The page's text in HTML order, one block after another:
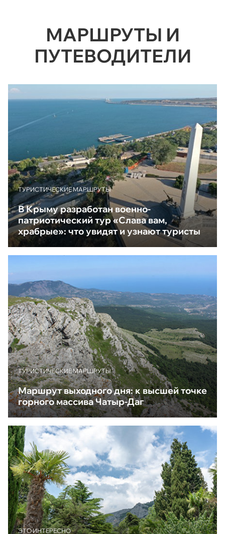
МАРШРУТЫ И
ПУТЕВОДИТЕЛИ
ТУРИСТИЧЕСКИЕ МАРШРУТЫ
В Крыму разработан военно-
патриотический тур «Слава вам,
храбрые»: что увидят и узнают туристы
ТУРИСТИЧЕСКИЕ МАРШРУТЫ
Маршрут выходного дня: к высшей точке
горного массива Чатыр-Даг
ЭТО ИНТЕРЕСНО